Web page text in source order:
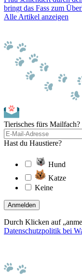
bringt das Fass zum
Alle Artikel anzeigen
Tierisches fürs Mailfach?
Hast du Haustiere?
Hund
Katze
Keine
Anmelden
Durch Klicken auf
Datenschutzpolitik bei